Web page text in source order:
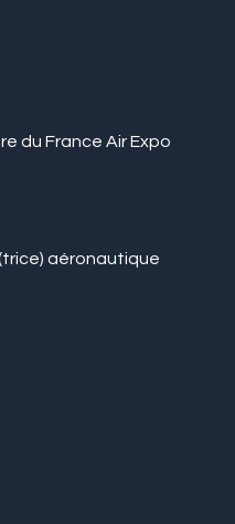
du France Air Expo
aéronautique